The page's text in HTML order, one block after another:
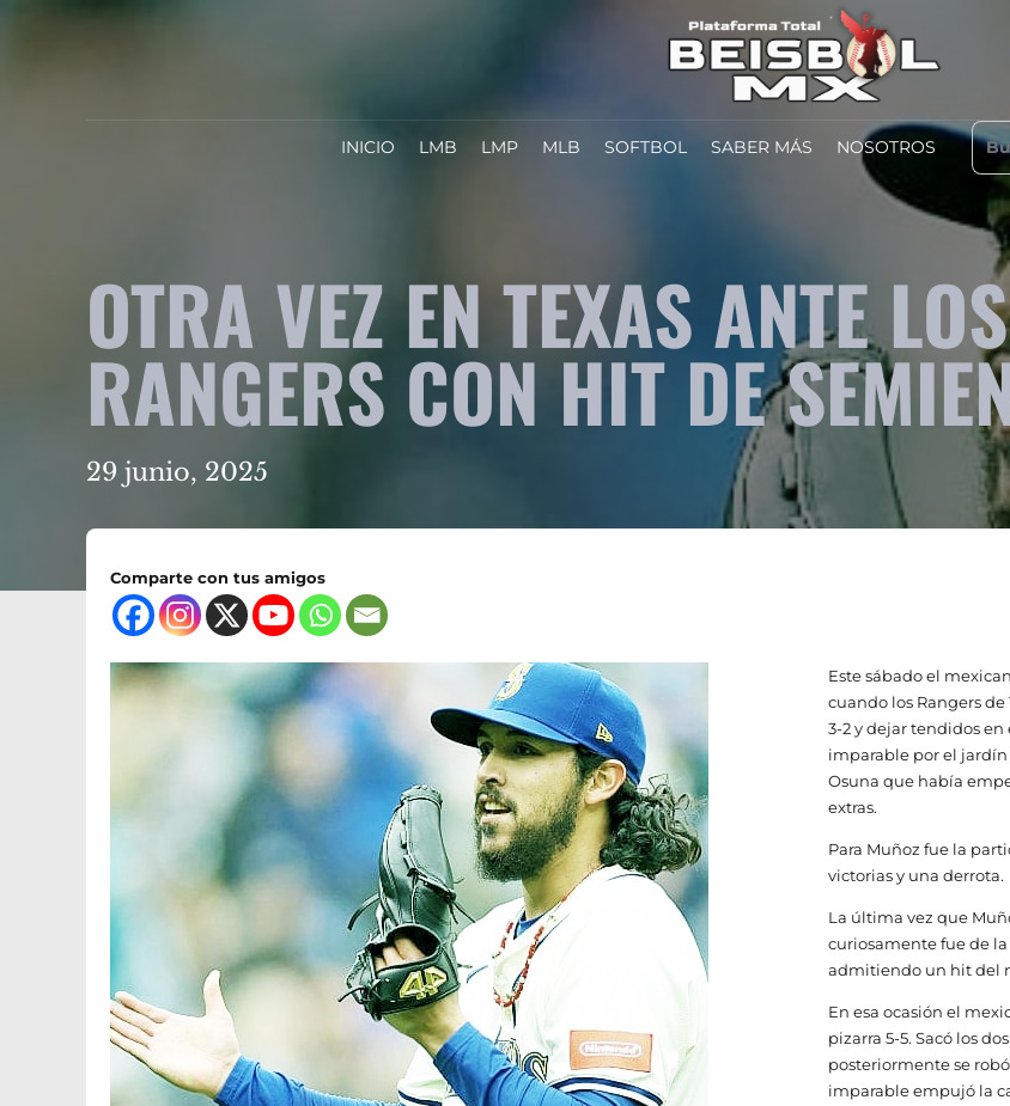
INICIO LMB LMP MLB SOFTBOL SABER MÁS NOSOTROS
OTRA VEZ EN TEXAS ANTE LOS
RANGERS CON HIT DE
29 junio, 2025
Comparte con tus amigos
Este sábado el
cuando los Rangers
3-2 y dejar tendidos
imparable por el
Osuna que había
extras.
Para Muñoz fue la
victorias y una derrota.
La última vez que
curiosamente fue de
admitiendo un hit del
En esa ocasión el
pizarra 5-5. Sacó los
posteriormente se
imparable empujó la